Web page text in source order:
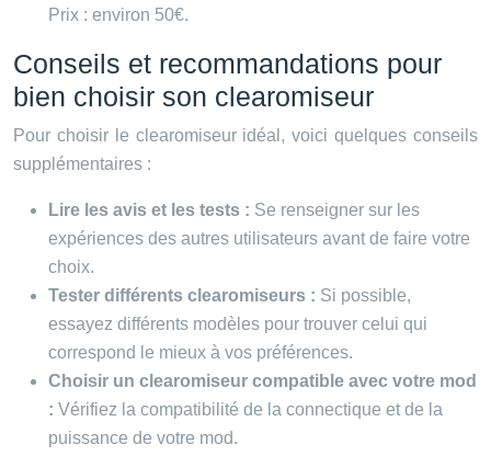
Prix : environ 50€.
Conseils et recommandations pour
bien choisir son clearomiseur
Pour choisir le clearomiseur idéal, voici quelques conseils
supplémentaires :
Lire les avis et les tests : Se renseigner sur les
expériences des autres utilisateurs avant de faire votre
choix.
Tester différents clearomiseurs : Si possible,
essayez différents modèles pour trouver celui qui
correspond le mieux à vos préférences.
Choisir un clearomiseur compatible avec votre mod
: Vérifiez la compatibilité de la connectique et de la
puissance de votre mod.